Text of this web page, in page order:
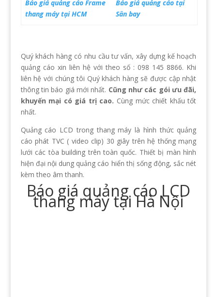
Báo giá quảng cáo Frame
thang máy tại HCM
Báo giá quảng cáo tại
Sân bay
Quý khách hàng có nhu cầu tư vấn, xây dựng kế hoạch
quảng cáo xin liên hệ với theo số : 098 145 8866. Khi
liên hệ với chúng tôi Quý khách hàng sẽ được cập nhật
thông tin báo giá mới nhất. Cũng như các gói ưu đãi,
khuyến mại có giá trị cao. Cùng mức chiết khấu tốt
nhất.
Quảng cáo LCD trong thang máy là hình thức quảng
cáo phát TVC ( video clip) 30 giây trên hệ thống mạng
lưới các tòa building trên toàn quốc. Thiết bị màn hình
hiện đại nội dung quảng cáo hiển thị sống động, sắc nét
kèm theo âm thanh.
Báo giá quảng cáo LCD
thang máy tại Hà Nội